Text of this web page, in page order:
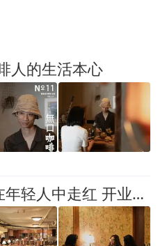
人的生活本心
悉尼“自习咖啡馆”在年轻人中走红 开业排队盛况堪比酒吧